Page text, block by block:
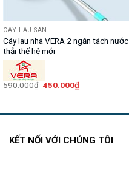
CÂY LAU SÀN
Cây lau nhà VERA 2 ngăn tách nước
thải thế hệ mới
590.000₫ Giá
450.000₫Giá
450.000₫.
KẾT NỐI VỚI CHÚNG TÔI